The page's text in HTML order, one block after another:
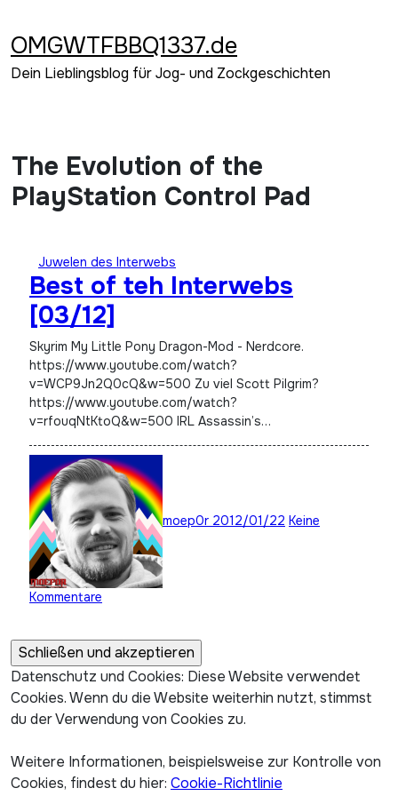
springen
OMGWTFBBQ1337.de
Dein Lieblingsblog für Jog- und Zockgeschichten
The Evolution of the
PlayStation Control Pad
Juwelen des Interwebs
Best of teh Interwebs
[03/12]
Skyrim My Little Pony Dragon-Mod - Nerdcore.
https://www.youtube.com/watch?
v=WCP9Jn2Q0cQ&w=500 Zu viel Scott Pilgrim?
https://www.youtube.com/watch?
v=rfouqNtKtoQ&w=500 IRL Assassin’s…
moep0r 2012/01/22 Keine
Kommentare
Datenschutz und Cookies: Diese Website verwendet
Cookies. Wenn du die Website weiterhin nutzt, stimmst
du der Verwendung von Cookies zu.
Weitere Informationen, beispielsweise zur Kontrolle von
Cookies, findest du hier: Cookie-Richtlinie